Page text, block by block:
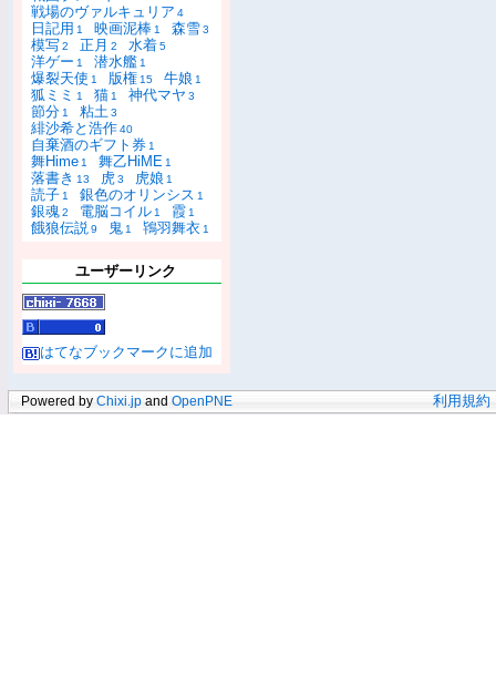
戦場のヴァルキュリア 4
日記用 1 映画泥棒 1 森雪3
模写2 正月 2 水着5
洋ゲー 1 潜水艦 1
爆裂天使 1 版権 15 牛娘 1
狐ミミ 1 猫 1 神代マヤ 3
節分 1 粘土3
緋沙希と浩作40
自棄酒のギフト券 1
舞Hime 1 舞乙HiME 1
落書き 13 虎3 虎娘 1
読子 1 銀色のオリンシス 1
銀魂2 電脳コイル 1 霞 1
餓狼伝説9 鬼 1 鴇羽舞衣 1
ユーザーリンク
はてなブックマークに追加
Powered by Chixi.jp and OpenPNE 利用規約